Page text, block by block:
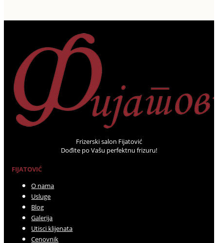
Frizerski salon Fijatović
Dođite po Vašu perfektnu frizuru!
FIJATOVIĆ
O nama
Usluge
Blog
Galerija
Utisci klijenata
Cenovnik